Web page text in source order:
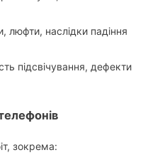
наслідки падіння
підсвічування, дефекти
зокрема: